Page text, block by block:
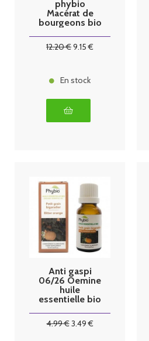
phybio
Macérat de
bourgeons bio
12.20€9.15 €
En stock
Anti gaspi
06/26 Oemine
huile
essentielle bio
10ml
4.99€3.49€